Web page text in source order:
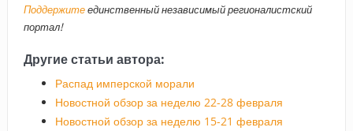
Поддержитеединственный независимый регионалистский
портал!
Другие статьи автора:
Распад имперской морали
Новостной обзор за неделю 22-28 февраля
Новостной обзор за неделю 15-21 февраля